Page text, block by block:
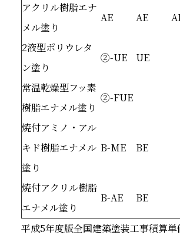
アクリル樹脂エナ
メル塗り
AE AE
2液型ポリウレタ
ン塗り
②-UE UE
常温乾燥型フッ素
樹脂エナメル塗り
②-FUE
焼付アミノ・アル
キド樹脂エナメル
塗り
B-ME BE
焼付アクリル樹脂
エナメル塗り
B-AE BE
平成5年度版全国建築塗装工事積算